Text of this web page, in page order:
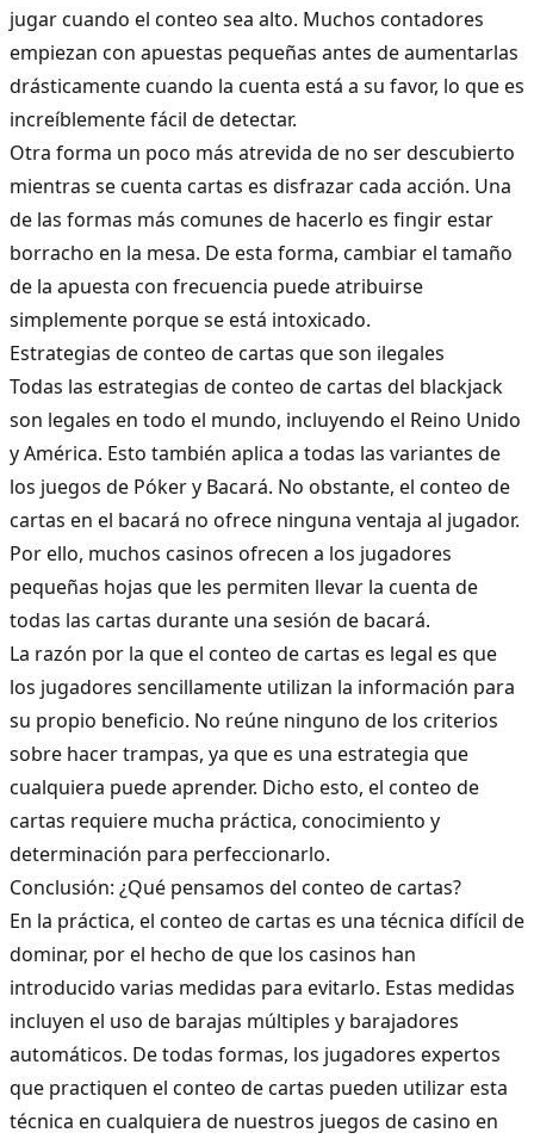
jugar cuando el conteo sea alto. Muchos contadores
empiezan con apuestas pequeñas antes de aumentarlas
drásticamente cuando la cuenta está a su favor, lo que es
increíblemente fácil de detectar.
Otra forma un poco más atrevida de no ser descubierto
mientras se cuenta cartas es disfrazar cada acción. Una
de las formas más comunes de hacerlo es fingir estar
borracho en la mesa. De esta forma, cambiar el tamaño
de la apuesta con frecuencia puede atribuirse
simplemente porque se está intoxicado.
Estrategias de conteo de cartas que son ilegales
Todas las estrategias de conteo de cartas del blackjack
son legales en todo el mundo, incluyendo el Reino Unido
y América. Esto también aplica a todas las variantes de
los juegos de Pókery Bacará. No obstante, el conteo de
cartas en el bacará no ofrece ninguna ventaja al jugador.
Por ello, muchos casinos ofrecen a los jugadores
pequeñas hojas que les permiten llevar la cuenta de
todas las cartas durante una sesión de bacará.
La razón por la que el conteo de cartas es legal es que
los jugadores sencillamente utilizan la información para
su propio beneficio. No reúne ninguno de los criterios
sobre hacer trampas, ya que es una estrategia que
cualquiera puede aprender. Dicho esto, el conteo de
cartas requiere mucha práctica, conocimiento y
determinación para perfeccionarlo.
Conclusión: ¿Qué pensamos del conteo de cartas?
En la práctica, el conteo de cartas es una técnica difícil de
dominar, por el hecho de que los casinos han
introducido varias medidas para evitarlo. Estas medidas
incluyen el uso de barajas múltiples y barajadores
automáticos. De todas formas, los jugadores expertos
que practiquen el conteo de cartas pueden utilizar esta
técnica en cualquiera de nuestros juegos de casino en